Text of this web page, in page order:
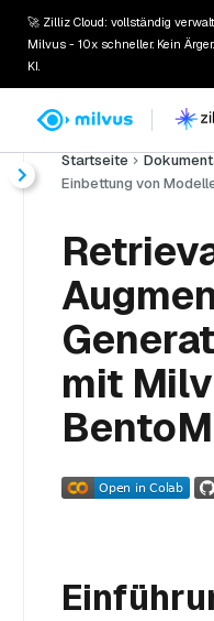
🚀 Zilliz Cloud: vollständig
Milvus - 10x schneller. Kein
KI.
Startseite
Einbettung von
mit